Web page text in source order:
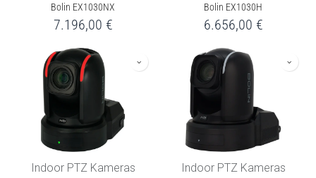
Bolin EX1030NX
7.196,00 €
Bolin EX1030H
6.656,00 €
Indoor PTZ Kameras Indoor PTZ Kameras